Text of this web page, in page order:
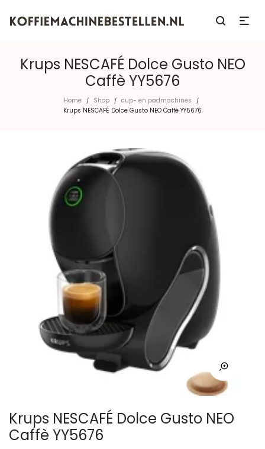
Krups NESCAFÉ Dolce Gusto NEO
Caffè YY5676
Home / Shop / cup- en padmachines /
Krups NESCAFÉ Dolce Gusto NEO Caffè YY5676
Krups NESCAFÉ Dolce Gusto NEO
Caffè YY5676